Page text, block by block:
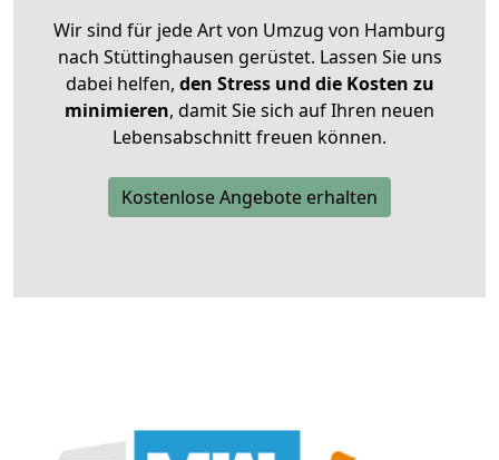
Wir sind für jede Art von Umzug von Hamburg
nach Stüttinghausen gerüstet. Lassen Sie uns
dabei helfen, den Stress und die Kosten zu
minimieren, damit Sie sich auf Ihren neuen
Lebensabschnitt freuen können.
Kostenlose Angebote erhalten